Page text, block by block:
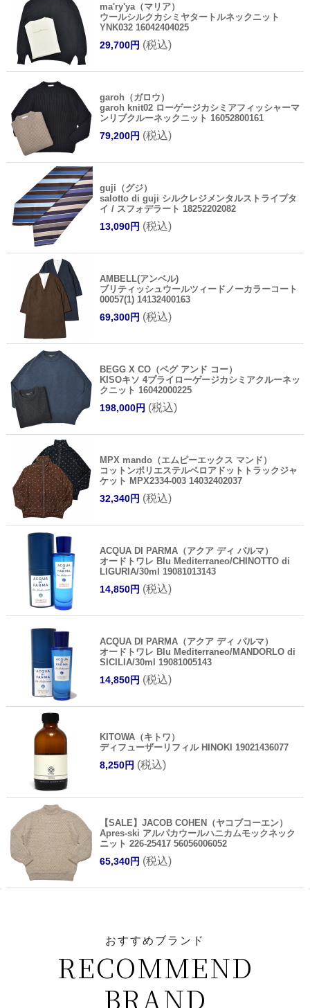
ma'ry'ya（マリア）
ウールシルクカシミヤタートルネックニット
YNK032 16042404025
29,700円 (税込)
garoh（ガロウ）
garoh knit02 ローゲージカシミアフィッシャーマ
ンリブクルーネックニット 16052800161
79,200円 (税込)
guji（グジ）
salotto di guji シルクレジメンタルストライプタ
イ / スフォデラート 18252202082
13,090円 (税込)
AMBELL(アンベル)
ブリティッシュウールツィードノーカラーコート
00057(1) 14132400163
69,300円 (税込)
BEGG X CO（ベグ アンド コー）
KISOキソ 4プライローゲージカシミアクルーネッ
クニット 16042000225
198,000円 (税込)
MPX mando（エムピーエックス マンド）
コットンポリエステルベロアドットトラックジャ
ケット MPX2334-003 14032402037
32,340円 (税込)
ACQUA DI PARMA（アクア ディ パルマ）
オードトワレ Blu Mediterraneo/CHINOTTO di
LIGURIA/30ml 19081013143
14,850円 (税込)
ACQUA DI PARMA（アクア ディ パルマ）
オードトワレ Blu Mediterraneo/MANDORLO di
SICILIA/30ml 19081005143
14,850円 (税込)
KITOWA（キトワ）
ディフューザーリフィル HINOKI 19021436077
8,250円 (税込)
【SALE】JACOB COHEN（ヤコブコーエン）
Apres-ski アルパカウールハニカムモックネック
ニット 226-25417 56056006052
65,340円 (税込)
おすすめブランド
RECOMMEND
BRAND